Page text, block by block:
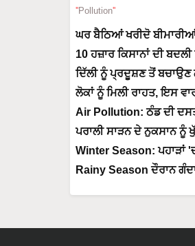
Pollution
ਘਰ ਬੈਠਿਆਂ ਖਰੀਦੋ
10 ਹਜ਼ਾਰ ਕਿਸਾਨਾਂ ਦੀ
ਦਿੱਲੀ ਨੂੰ ਪ੍ਰਦੂਸ਼ਣ ਤੋਂ
ਲੋਕਾਂ ਨੂੰ ਮਿਲੀ ਰਾਹਤ, ਇਸ
Air Pollution: ਠੰਡ ਦੀ
ਪਰਾਲੀ ਸਾੜਨ ਦੇ ਨੁਕਸਾਨ ਨੂੰ
Winter Season: ਪਹਾੜਾਂ
Rainy Season ਦੌਰਾਨ